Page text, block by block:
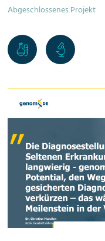
Abgeschlossenes Projekt